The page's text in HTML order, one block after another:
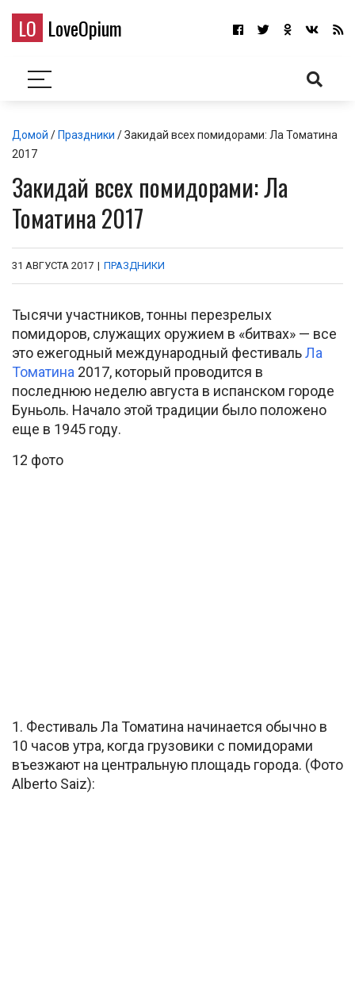
LO LoveOpium
Домой / Праздники / Закидай всех помидорами: Ла Томатина
2017
Закидай всех помидорами: Ла
Томатина 2017
31 АВГУСТА 2017 | ПРАЗДНИКИ
Тысячи участников, тонны перезрелых
помидоров, служащих оружием в «битвах» — все
это ежегодный международный фестивальЛа
Томатина 2017, который проводится в
последнюю неделю августа в испанском городе
Буньоль. Начало этой традиции было положено
еще в 1945 году.
12 фото
1. Фестиваль Ла Томатина начинается обычно в
10 часов утра, когда грузовики с помидорами
въезжают на центральную площадь города. (Фото
Alberto Saiz):